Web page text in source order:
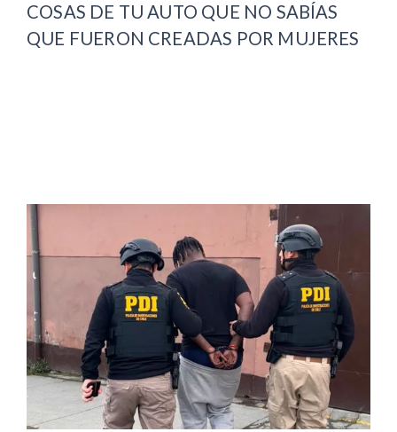
COSAS DE TU AUTO QUE NO SABÍAS
QUE FUERON CREADAS POR MUJERES